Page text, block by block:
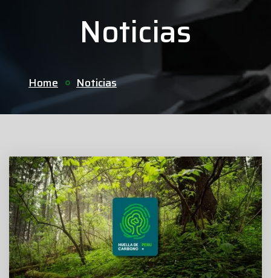
Noticias
Home Noticias